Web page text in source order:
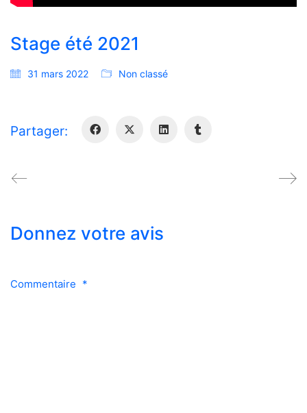
Stage été 2021
31 mars 2022 Non classé
Partager:
Donnez votre avis
Commentaire *